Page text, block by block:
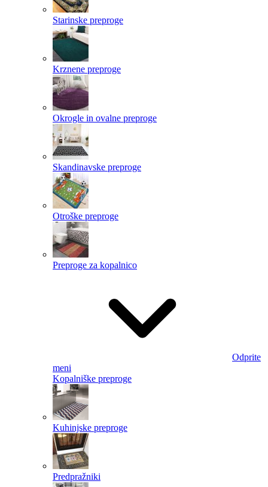
Starinske preproge
Krznene preproge
Okrogle in ovalne preproge
Skandinavske preproge
Otroške preproge
Preproge za kopalnico
Odprite
meni
Kopalniške preproge
Kuhinjske preproge
Predpražniki